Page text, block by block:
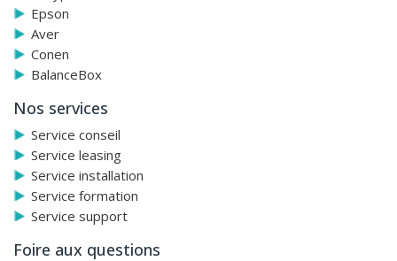
Epson
Aver
Conen
BalanceBox
Nos services
Service conseil
Service leasing
Service installation
Service formation
Service support
Foire aux questions